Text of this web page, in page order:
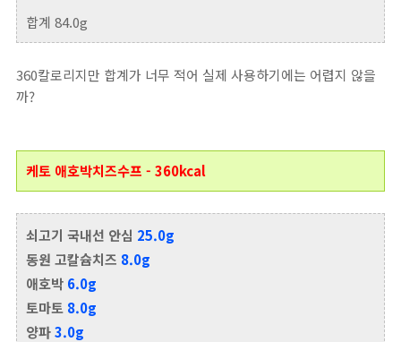
합계 84.0g
360칼로리지만 합계가 너무 적어 실제 사용하기에는 어렵지 않을
까?
케토 애호박치즈수프 - 360kcal
쇠고기 국내선 안심 25.0g
동원 고칼슘치즈 8.0g
애호박 6.0g
토마토 8.0g
양파3.0g